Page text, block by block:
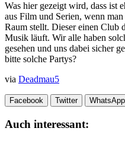
Was hier gezeigt wird, dass ist
aus Film und Serien, wenn
Raum stellt. Dieser einen Club
Musik läuft. Wir alle haben
gesehen und uns dabei sicher
bitte solche Partys?
via Deadmau5
Facebook Twitter WhatsApp
Auch interessant: